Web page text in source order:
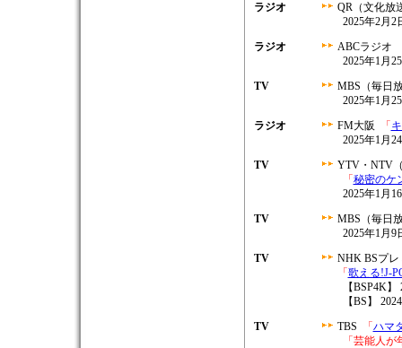
ラジオ
QR（文化放
2025年2月2
ラジオ
ABCラジオ
2025年1月
TV
MBS（毎日
2025年1月
ラジオ
FM大阪 「
2025年1月
TV
YTV・NTV
「 秘密のケ
2025年1月
TV
MBS（毎日
2025年1月9
TV
NHK BSプレ
「 歌える!J-
【BSP4K】
【BS】
TV
TBS 「 ハマ
「芸能人